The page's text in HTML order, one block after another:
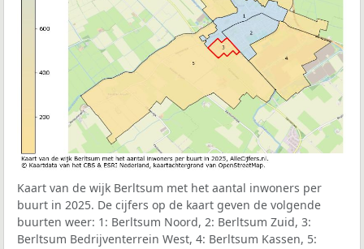
Kaart van de wijk Berltsum met het aantal inwoners per
buurt in 2025. De cijfers op de kaart geven de volgende
buurten weer: 1: Berltsum Noord, 2: Berltsum Zuid, 3:
Berltsum Bedrijventerrein West, 4: Berltsum Kassen, 5: